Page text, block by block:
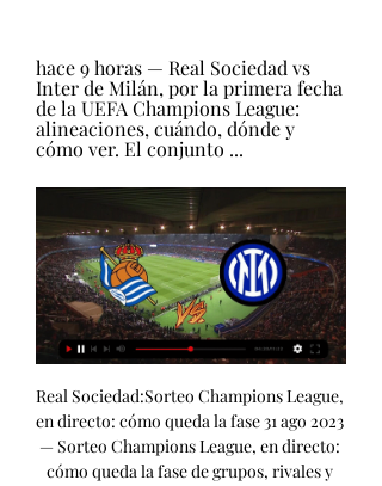
hace 9 horas — Real Sociedad vs
Inter de Milán, por la primera fecha
de la UEFA Champions League:
alineaciones, cuándo, dónde y
cómo ver. El conjunto ...
Real Sociedad:Sorteo Champions League, en directo: cómo queda la fase 31 ago 2023 — Sorteo Champions League, en directo: cómo queda la fase de grupos, rivales y cruces | Real Madrid, Barcelona, Atlético, Real Sociedad yEl partido entre ambos equipos iniciará a partir de las 2:00 p. m. (hora local) y 9:00 p. (hora española) y se puede ver por DirecTV y Movistar Plus. También se puede mirar vía streaming en plataformas como DGo y MovistarM+ LaLiga TV. De igual manera, podrás encontrar todas las incidencias de este partidazo dando CLICK AQUÍ en El Comercio. REAL MADRID VS REAL SOCIEDAD | AlineacionesReal Madrid: Kepa, Carvajal, Nacho, Rüdiger, Fran García, Tchouaméni, Camavinga, Kroos, Bellingham, Rodrygo y Joselu. 

Partidos Real Sociedad en Onda Vasca con Juanjo LusaPartidos Real Sociedad Onda Vasca con Juanjo Lusa Partidos Real Sociedad La Real cae (2-1) en la segunda parte ante un Madrid con más pegada 17 de Septiembre Onda Vasca con Juanjo Lusa, Partidos Real Sociedad. Onda Vasca con Juanjo Lusa Partidos Real Sociedad La Real visita hoy al líder Real Madrid antes de recibir al Inter 17 de Septiembre Onda Vasca con Juanjo Lusa, Partidos Real Sociedad. Escuchar 04:01 Onda Vasca con Juanjo Lusa Partidos Real Sociedad Así narró Juanjo Lusa los goles de la Real Sociedad en la victoria sobre el Granada por 5-3 04 de Septiembre Así narró Juanjo Lusa los cinco goles de la Real Sociedad, dos de Kubo, Zubimendi, Barrene y Bosch en propia puerta, en… Escuchar 04:01 04 Sep Onda Vasca con Juanjo Lusa Partidos Real Sociedad Una Real muy mejorada pasa por encima del Granada y logra la primera victoria 02 de Septiembre Onda Vasca con Juanjo Lusa, Partidos Real Sociedad. 

D.. Real Sociedad – Inter Milan: Marcador en vivo, últimas Partido Real Sociedad vs Inter Milan - UEFA Liga de Campeones (9/20/2023): Marcador en vivo, retransmisión, estadísticas y resultados directos en... Real Sociedad - Últimas noticias Alineaciones probables de la primera jornada en la Liga de Campeones Imanol Alguacil, durante la rueda de prensa previa al partido contra el Inter. Champions... (deporte>>>) En directo Real Sociedad contra Inter vídeo del hace 39 minutos — Sociedad EN VIVO ONLINE GRATIS hace 39 minutos — Partido de Real Madrid vs Champions League - Noticias, Vídeos y Goles Los 23 para la... Con su doblete ante el Granada en la pasada jornada, el jugador de la Real Sociedad, Takefusa Kubo, suma ya 18 goles en 133 partidos en LaLiga, convirtiéndose en el máximo goleador japonés en solitario en la historia de la competición (Takashi Inui, 16 goles en 166 apariciones). 

Onda Vasca con Juanjo Lusa Partidos Real Sociedad La Real, a sumar la primera victoria ante el Granada antes del parón 02 de Septiembre Onda Vasca con Juanjo Lusa, Partidos Real Sociedad. La Real Sociedad es el equipo que más jugadas de contragolpe ha intentado en LaLiga 23/24 con un total de ocho, terminando en remate seis de ellas (dos goles), también el registro más alto de cualquier equipo en la competición esta temporada. El jugador del Real Madrid, Jude Bellingham, ha marcado en cada uno de sus cuatro partidos en LaLiga (cinco goles) y puede convertirse en el segundo jugador que anota en sus primeros cinco encuentros en la competición en el siglo XXI, tras Zlatan Ibrahimović en septiembre de 2009 con el Barcelona (cinco goles). 

Partido de la quinta jornada de LaLiga enReal Madrid - Real Sociedad: dónde ver por TV y online el partido hoy en directoEl Real Madrid - Real Sociedad de la quinta jornada de la Liga EA Sports se jugará este domingo 17 de septiembre en el Santiago Bernabéu El Santiago Bernabéu se vuelve a vestir de gala para acoger un auténtico partidazo, esta vez el Real Madrid – Real Sociedad que corresponde a la jornada 5 de la Liga EA Sports. El objetivo de los hombres de Carlo Ancelotti es claro: ganar los tres puntos para seguir con pleno de victorias y continuar liderando en solitario la clasificación. Real Madrid - Real Sociedad, en directo | Sigue el partido hace 8 minutos — Sigue en vivo, minuto a minuto, el partido correspondiente a la Jornada 5 de LaLiga EA Sports, que enfrenta a Real Madrid y Real Sociedad[EN VIVO] Dónde ver en directo online el Real Madrid contra hace 4 horas — septiembre 2023 hace 7 horas — Dónde ver en directo online el Real Madrid vs. 

Entérate de todos los detalles del partidoReal Madrid vs Real Sociedad 17/09/ | RPNA Community hace 17 horas — [DIRECTO HD===] En vivo: Real Madrid vs Real Sociedad 17/09/2023 hace 5 horas — En España, el Madrid-Real Sociedad será televisadoFútbol en directo: Real Madrid - Real Sociedad hace 11 horas — Escuchar la narración de lo partido Real Madrid - Real Sociedad en directo - domingo, 17 septiembre19:02Entrenador del año 22-23 en competición femenina¡Sarina Wiegman! 19:02Entrenador del año en competición masculina¡Pep Guardiola! 19:01Una vez sorteados los bombos, toca el turno de los premios. 18:56Así quedan los bombos definitivos:Grupo ABayern Múnich, Manchester United, Copenhague y GalatasarayGrupo BSevilla, Arsenal, PSV y LensGrupo CNápoles, Real Madrid, Braga y Unión BerlínGrupo DBenfica, Inter, Salzburgo y Real SociedadGrupo EFeyenoord, Atlético de Madrid, Lazio y CelticGrupo FPSG, Borussia Dortmund, Milan y NewcastleGrupo GManchester City, Leipzig, Estrella Roja y Young BoysGrupo HBarcelona, Shakthar, Oporto y Amberes18:53Grupo H: AmberesCon Shakthar, Barcelona y Oporto18:52Grupo E: CelticCon Feyenoord, Atlético y Lazio18:52Grupo B: LensCon Arsenal, PSV y Sevilla18:50Grupo G: Young BoysCon City, Leipzig y Estrella Roja18:49Grupo C: Unión BerlínCon Real Madrid, Nápoles y Braga18:48Grupo A: GalatasarayCon Bayern, Manchester United y Copenhague18:47Grupo F: NewcastleCon PSG, Borussia y Milan18:46Grupo D: Real SociedadCon Benfica, Inter y Salzburgo18:43Grupo C: BragaCon Real Madrid y Nápoles18:42Grupo A: CopenhagueCon Bayern Múnich y Manchester United18:41Grupo E: LazioCon el Atlético y el Feyenoord18:41Grupo D: SalzburgoCon Benfica e Inter de Milán18:40Grupo F: MilanCon PSG y Borussia18:39Grupo B: PSVCon el Sevilla y el Arsenal18:38Grupo G: Estrella RojaCon el Leipzig y el Manchester City18:37Grupo H: ShaktharCon el Barcelona y el Oporto18:35Grupo C: Real MadridCon el Nápoles18:34Grupo H: OportoCon el Barcelona18:33Grupo D: Inter de MilánCon el Benfica18:33Grupo G: LeipzigCon el Manchester City. 

Real Sociedad - Inter: TV, horario y cómo ver la Champions League online hoyLa Real Sociedad vuelve a la Champions diez años después. El salto definitivo a la élite del proyecto de Imanol Alguacil se produjo la temporada pasada con un meritorio cuarto puesto en liga que ha cristalizado en la cuarta participación en la Liga de Campeones en la historia del club donostiarra. Los txuri-urdines, además, se estrenarán contra un rival de campanillas: el Inter de Milán, subcampeón de la pasada edición. La escuadra de Simone Inzaghi llega a este partido absolutamente desatada: es líder del Scudetto con pleno de victorias y, en su último compromiso, le endosó una ‘manita’ al Milan en el derbi. 

Donde Ver Real Sociedad Hoy vs Inter de MilanReal Sociedad hoy televisado. Donde ver Real Sociedad Hoy por TV y Online¿Cuándo juega la Real Sociedad y a qué hora?. La Real Sociedad se enfrentará al Inter de Milan este miércoles 20 de septiembre a las 21:00hs (hora de España) en en partido correspondiente a la Jornada 1 de la Champions League. ⚽ ¿Donde televisan la Real Sociedad hoy? El partido se podrá seguir en vivo y en directo en España por Movistar Liga de Campeones (Para Latinoamérica, consultar los canales más abajo). 

Real Sociedad - Inter en vivo, resultados H2H Real Sociedad Inter marcadores en directo (y ver en vivo gratis video streaming en directo) comienza el 20 sept 2023 a las 19:00 (Hora UTC) UEFA Champions... Real Sociedad vs. Inter de Milán: horario, TV, estadísticas hace 1 día — Disfruta en directo del partido a través de Movistar+ y apuesta en vivo al Real Sociedad-Inter desde betfair. es. Deportes en vivo y gratis... Además, hay opciones de hacerse con DAZN por la misma app de Movistar+. Para consultas, póngase en contacto con su compañía proveedora de servicios. 

Cómo ver el Real Madrid-Real Sociedad gratis y en directo hace 10 horas — Sin Benzema y con Vinicius ahora lesionado, Jude Bellingham se ha puesto el disfraz de killer del Real Madrid con cinco goles en cuatroReal Madrid - Real Sociedad en vivo, resultados H2H Real Madrid Real Sociedad marcadores en directo (y ver en vivo gratis video streaming en directo) comienza el 17 sept 2023 a las 19:00 (Hora UTC)Ver en directo el Real Madrid - Real Sociedad hace 4 horas — Real Madrid: Kepa, Carvajal, Nacho, Rüdiger, Fran García, Tchouaméni, Camavinga, Kroos, Bellingham, Rodrygo y Joselu. 

O bien líneas móviles. Varias vías alternas, para que cada uno escoja la que más cuaje con él. Orange TVContratar Orange TV es otra buena opción para el cliente que quiera seguir la liga española, la Segunda División, la Champions League, la Europa League y muchas más disciplinas. Esto es debido a que Movistar+ no puede tener los derechos en exclusiva, por lo que tiene que compartirlos con otras plataformas, que también tienen la opción de emitir en directo cada encuentro. Puedes suscribirte a Movistar a través de Orange TV para ver La Liga 2023-2024 aquí. 

Este año tenemos al Celtic. Creo que el sorteo está bien y nosotros intentaremos lo máximo", comentó sobre el sorteo Enrique Cerezo, presidente del Atlético de Madrid. 19:19Y así termina el sorteo de la Champions League 23-24. 19:18Erling HaalandTurno de palabra para Haaland: "Estoy muy contento, y me da mucha motivación para seguir trabajando. Para conseguir más trofeos, esta Copa que está ahí y este trofeo que es muy bonito. Real Sociedad vídeo d | Grupo cathedralinter hace 4 horas — El Real Madrid - Real Sociedad de la jornada 5 de LaLiga EA Sports se podrá disfrutar en directo en televisión a través de Movistar LaLiga TVReal Madrid-Real Sociedad, en directo LaLiga hace 14 minutos — El Real Madrid-